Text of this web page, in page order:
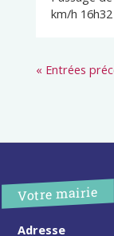
km/h
« Entrées
Votre mairie
Adresse